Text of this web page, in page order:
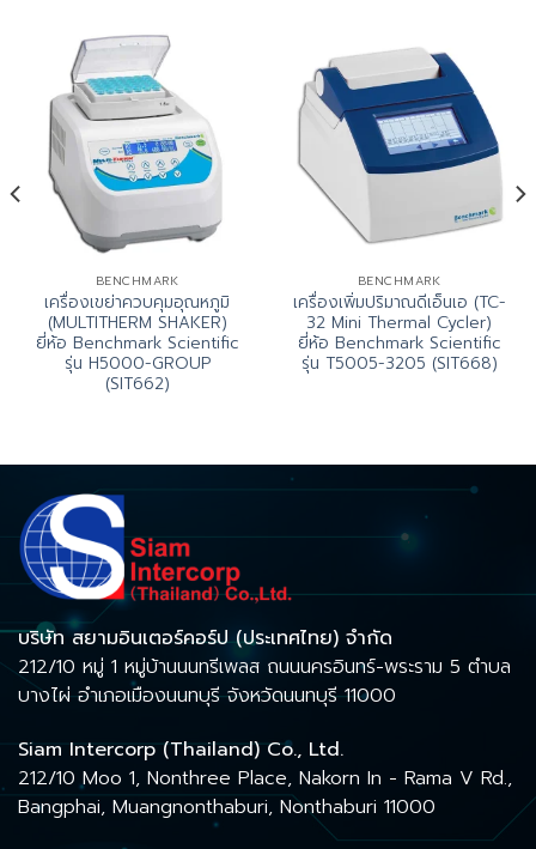
BENCHMARK
เครื่องเขย่าควบคุมอุณหภูมิ
(MULTITHERM SHAKER)
ยี่ห้อ Benchmark Scientific
รุ่น H5000-GROUP
(SIT662)
BENCHMARK
เครื่องเพิ่มปริมาณดีเอ็นเอ (TC-
32 Mini Thermal Cycler)
ยี่ห้อ Benchmark Scientific
รุ่น T5005-3205 (SIT668)
บริษัท สยามอินเตอร์คอร์ป (ประเทศไทย) จำกัด
212/10 หมู่ 1 หมู่บ้านนนทรีเพลส ถนนนครอินทร์-พระราม 5 ตำบล
บางไผ่ อำเภอเมืองนนทบุรี จังหวัดนนทบุรี 11000
Siam Intercorp (Thailand) Co., Ltd.
212/10 Moo 1, Nonthree Place, Nakorn In - Rama V Rd.,
Bangphai, Muangnonthaburi, Nonthaburi 11000